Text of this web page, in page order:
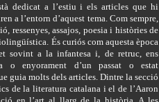
dedicat a l’estiu i els articles que hi
a l’entorn d’aquest tema. Com sempre,
ressenyes, assajos, poesia i històries de
És curiós com aquesta època
sovint a la infantesa i, de retruc, ens
o enyorament d’un passat o estat
guia molts dels articles. Dintre la secció
de la literatura catalana i el de l’Aaron